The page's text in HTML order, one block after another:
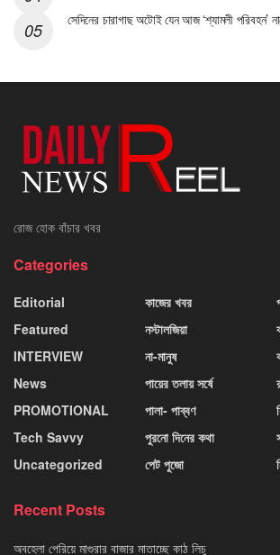
সেদিনের চারাগাছ অটোই যেন আজ ‘শ্যামলী পরিবহন’
রোজ হোক বাঁচার খবর
Categories
Editorial
Featured
INTERVIEW
News
PROMOTIONAL
Tech Savvy
Uncategorized
কাজের খবর
নস্টালজিয়া
না-মানুষ
পায়ের তলায় সর্ষে
পালা- পাব্বণ
পুরনো দিনের কথা
পেট পুজো
Recent Posts
অবহেলা পেরিয়ে মাগুরার বাজার মাতাচ্ছে কাঠ লিচু